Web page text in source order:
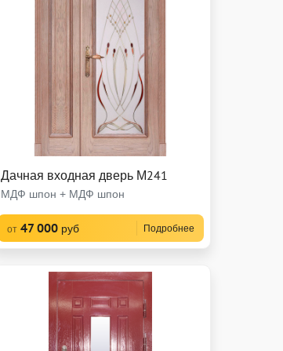
Дачная входная дверь М241
МДФ шпон + МДФ шпон
от 47 000 руб Подробнее